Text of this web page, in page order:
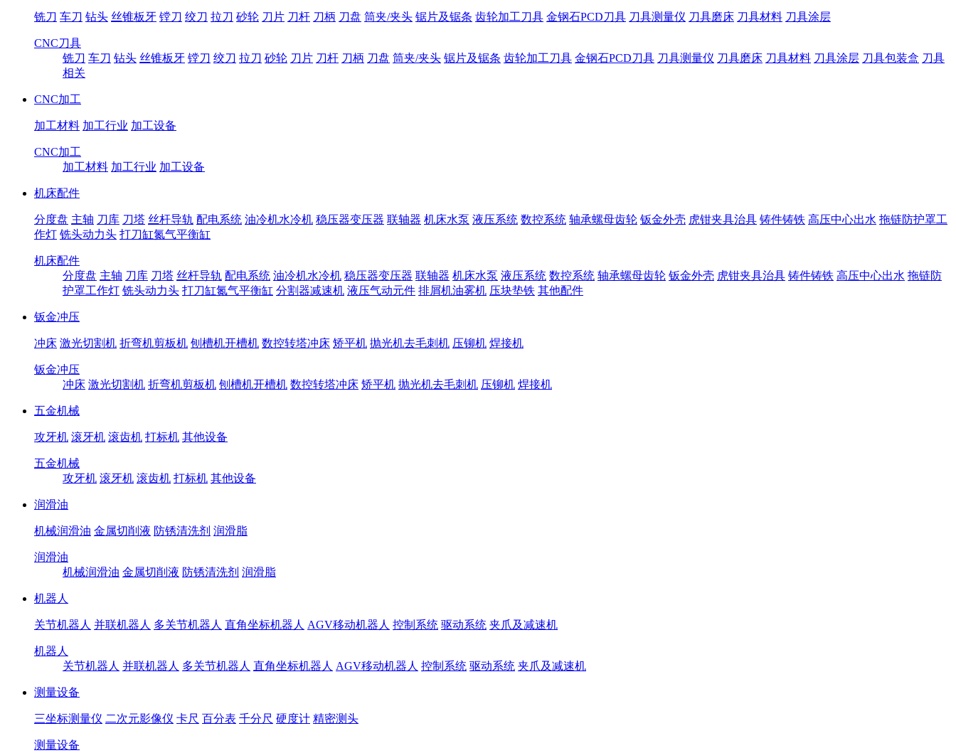
铣刀 车刀 钻头 丝锥板牙 镗刀 绞刀 拉刀 砂轮 刀片 刀杆 刀柄 刀盘 筒夹/夹头 锯片及锯条 齿轮加工刀具 金钢石PCD刀具 刀具测量仪 刀具磨床 刀具材料 刀具涂层
CNC刀具
铣刀 车刀 钻头 丝锥板牙 镗刀 绞刀 拉刀 砂轮 刀片 刀杆 刀柄 刀盘 筒夹/夹头 锯片及锯条 齿轮加工刀具 金钢石PCD刀具 刀具测量仪 刀具磨床 刀具材料 刀具涂层 刀具包装盒 刀具
相关
CNC加工
加工材料 加工行业 加工设备
CNC加工
加工材料 加工行业 加工设备
机床配件
分度盘 主轴 刀库 刀塔 丝杆导轨 配电系统 油冷机水冷机 稳压器变压器 联轴器 机床水泵 液压系统 数控系统 轴承螺母齿轮 钣金外壳 虎钳夹具治具 铸件铸铁 高压中心出水 拖链防护罩工
作灯 铣头动力头 打刀缸氮气平衡缸
机床配件
分度盘 主轴 刀库 刀塔 丝杆导轨 配电系统 油冷机水冷机 稳压器变压器 联轴器 机床水泵 液压系统 数控系统 轴承螺母齿轮 钣金外壳 虎钳夹具治具 铸件铸铁 高压中心出水 拖链防
护罩工作灯 铣头动力头 打刀缸氮气平衡缸 分割器减速机 液压气动元件 排屑机油雾机 压块垫铁 其他配件
钣金冲压
冲床 激光切割机 折弯机剪板机 刨槽机开槽机 数控转塔冲床 矫平机 抛光机去毛刺机 压铆机 焊接机
钣金冲压
冲床 激光切割机 折弯机剪板机 刨槽机开槽机 数控转塔冲床 矫平机 抛光机去毛刺机 压铆机 焊接机
五金机械
攻牙机 滚牙机 滚齿机 打标机 其他设备
五金机械
攻牙机 滚牙机 滚齿机 打标机 其他设备
润滑油
机械润滑油 金属切削液 防锈清洗剂 润滑脂
润滑油
机械润滑油 金属切削液 防锈清洗剂 润滑脂
机器人
关节机器人 并联机器人 多关节机器人 直角坐标机器人 AGV移动机器人 控制系统 驱动系统 夹爪及减速机
机器人
关节机器人 并联机器人 多关节机器人 直角坐标机器人 AGV移动机器人 控制系统 驱动系统 夹爪及减速机
测量设备
三坐标测量仪 二次元影像仪 卡尺 百分表 千分尺 硬度计 精密测头
测量设备